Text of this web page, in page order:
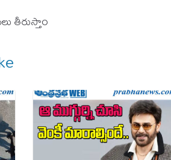
తీరుస్తాం